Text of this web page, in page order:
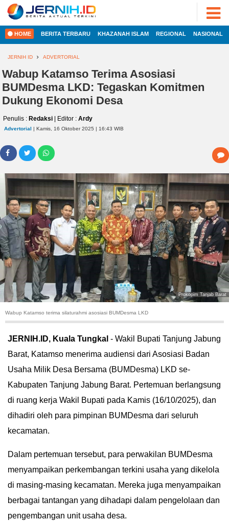
HOME
REGIONAL
INTERNASIONAL
EKOBIS
POLITIK
HUKUM
KRIMINAL
KHAZANAH
LEISUR
TEKNOLOGI
OTOMOTIF
OLAHRAGA
IN
DEPTH
ADVERTORIAL
FOTO
VIDEO
PESONA
JAMBI
PESONA
INDONESIA
DUNIA
HEALTH
PROPERTY
LIFESTYLE
ENTREPRENEURSHIP
2022
JERNIH.ID
•
Developed
HOME BERITA TERBARU KHAZANAH ISLAM REGIONAL NASIONAL
JERNIH ID ADVERTORIAL
Wabup Katamso Terima Asosiasi
BUMDesma LKD: Tegaskan Komitmen
Dukung Ekonomi Desa
Penulis : Redaksi | Editor : Ardy
Advertorial | Kamis, 16 Oktober 2025 | 16:43 WIB
Prokopim Tanjab Barat
Wabup Katamso terima silaturahmi asosiasi BUMDesma LKD
JERNIH.ID, Kuala Tungkal - Wakil Bupati Tanjung Jabung
Barat, Katamso menerima audiensi dari Asosiasi Badan
Usaha Milik Desa Bersama (BUMDesma) LKD se-
Kabupaten Tanjung Jabung Barat. Pertemuan berlangsung
di ruang kerja Wakil Bupati pada Kamis (16/10/2025), dan
dihadiri oleh para pimpinan BUMDesma dari seluruh
kecamatan.
Dalam pertemuan tersebut, para perwakilan BUMDesma
menyampaikan perkembangan terkini usaha yang dikelola
di masing-masing kecamatan. Mereka juga menyampaikan
berbagai tantangan yang dihadapi dalam pengelolaan dan
pengembangan unit usaha desa.